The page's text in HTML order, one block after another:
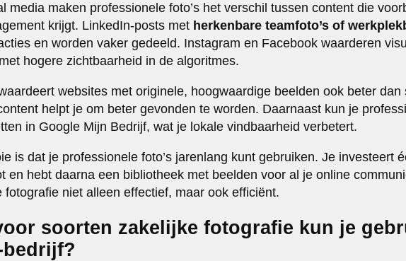
media maken professionele foto’s het verschil tussen content die
krijgt. LinkedIn-posts met herkenbare teamfoto’s of
en worden vaker gedeeld. Instagram en Facebook waarderen
hogere zichtbaarheid in de algoritmes.
websites met originele, hoogwaardige beelden ook beter dan
helpt je om beter gevonden te worden. Daarnaast kun je
in Google Mijn Bedrijf, wat je lokale vindbaarheid verbetert.
is dat je professionele foto’s jarenlang kunt gebruiken. Je investeert
en hebt daarna een bibliotheek met beelden voor al je online
fotografie niet alleen effectief, maar ook efficiënt.
soorten zakelijke fotografie kun je
bedrijf?